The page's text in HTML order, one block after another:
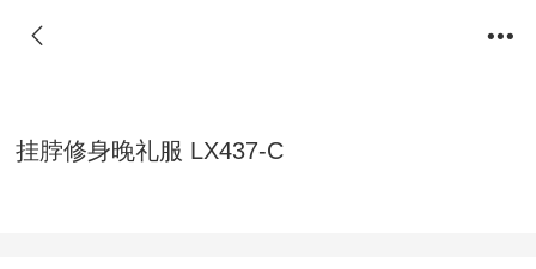
挂脖修身晚礼服 LX437-C